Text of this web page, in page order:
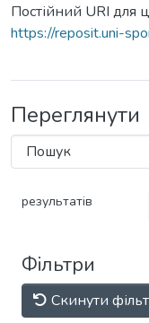
Постійний URI для
https://reposit.uni-
Переглянути
результатів
Фільтри
Скинути